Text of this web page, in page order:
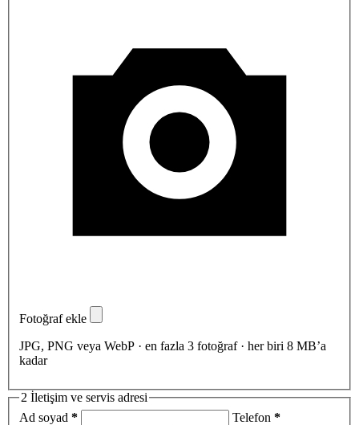
Fotoğraf ekle
JPG, PNG veya WebP · en fazla 3 fotoğraf · her biri 8 MB’a
kadar
2 İletişim ve servis adresi
Ad soyad * Telefon *